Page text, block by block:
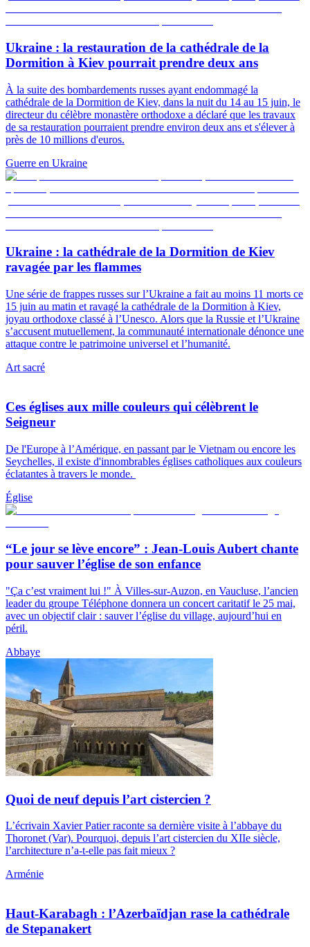
Ukraine : la restauration de la cathédrale de la
Dormition à Kiev pourrait prendre deux ans
À la suite des bombardements russes ayant endommagé la
cathédrale de la Dormition de Kiev, dans la nuit du 14 au 15 juin, le
directeur du célèbre monastère orthodoxe a déclaré que les travaux
de sa restauration pourraient prendre environ deux ans et s'élever à
près de 10 millions d'euros.
Guerre en Ukraine
Ukraine : la cathédrale de la Dormition de Kiev
ravagée par les flammes
Une série de frappes russes sur l’Ukraine a fait au moins 11 morts ce
15 juin au matin et ravagé la cathédrale de la Dormition à Kiev,
joyau orthodoxe classé à l’Unesco. Alors que la Russie et l’Ukraine
s’accusent mutuellement, la communauté internationale dénonce une
attaque contre le patrimoine universel et l’humanité.
Art sacré
Ces églises aux mille couleurs qui célèbrent le
Seigneur
De l'Europe à l’Amérique, en passant par le Vietnam ou encore les
Seychelles, il existe d'innombrables églises catholiques aux couleurs
éclatantes à travers le monde.
Église
“Le jour se lève encore” : Jean-Louis Aubert chante
pour sauver l’église de son enfance
"Ça c’est vraiment lui !" À Villes-sur-Auzon, en Vaucluse, l’ancien
leader du groupe Téléphone donnera un concert caritatif le 25 mai,
avec un objectif clair : sauver l’église du village, aujourd’hui en
péril.
Abbaye
Quoi de neuf depuis l’art cistercien ?
L’écrivain Xavier Patier raconte sa dernière visite à l’abbaye du
Thoronet (Var). Pourquoi, depuis l’art cistercien du XIIe siècle,
l’architecture n’a-t-elle pas fait mieux ?
Arménie
Haut-Karabagh : l’Azerbaïdjan rase la cathédrale
de Stepanakert